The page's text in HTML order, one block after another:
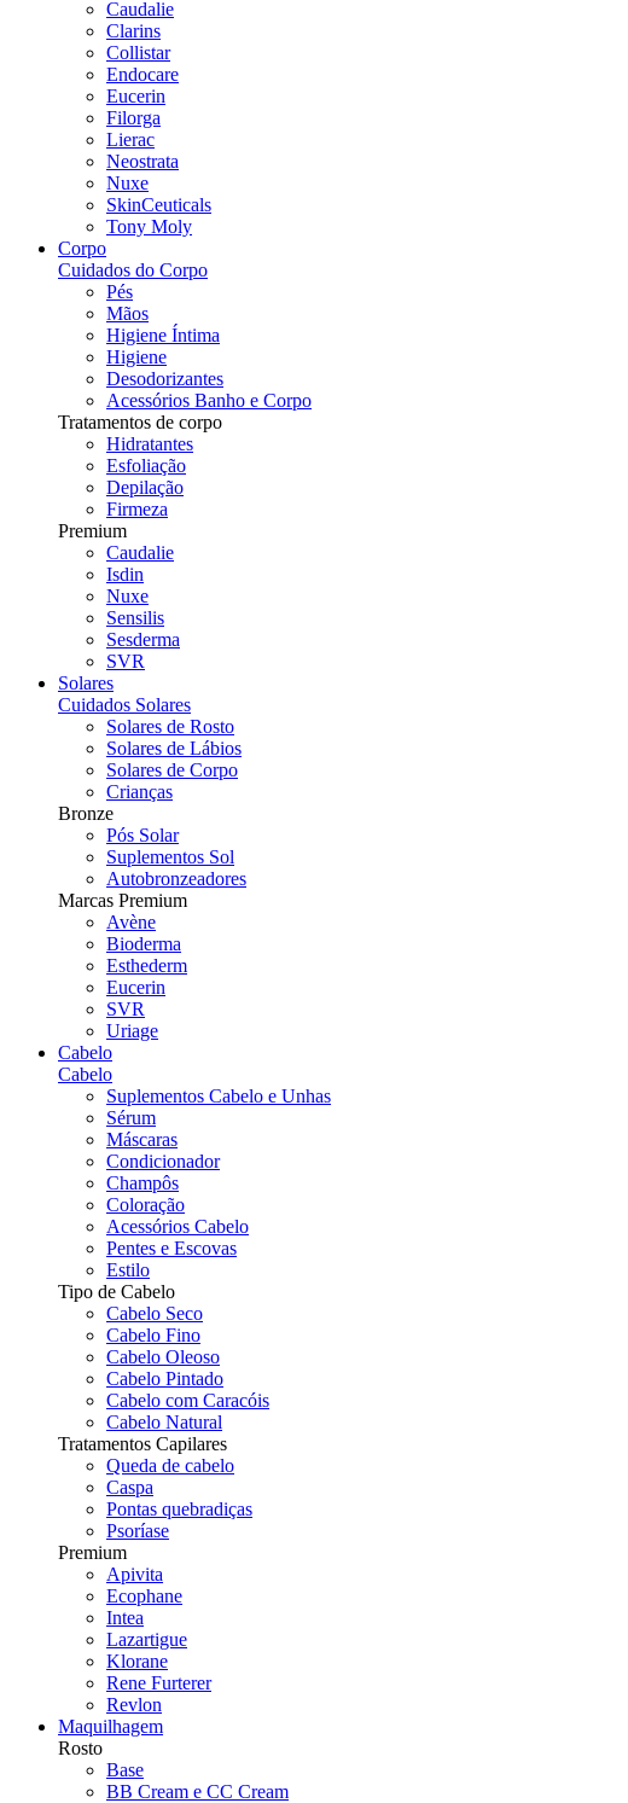
Caudalie
Clarins
Collistar
Endocare
Eucerin
Filorga
Lierac
Neostrata
Nuxe
SkinCeuticals
Tony Moly
Corpo
Cuidados do Corpo
Pés
Mãos
Higiene Íntima
Higiene
Desodorizantes
Acessórios Banho e Corpo
Tratamentos de corpo
Hidratantes
Esfoliação
Depilação
Firmeza
Premium
Caudalie
Isdin
Nuxe
Sensilis
Sesderma
SVR
Solares
Cuidados Solares
Solares de Rosto
Solares de Lábios
Solares de Corpo
Crianças
Bronze
Pós Solar
Suplementos Sol
Autobronzeadores
Marcas Premium
Avène
Bioderma
Esthederm
Eucerin
SVR
Uriage
Cabelo
Cabelo
Suplementos Cabelo e Unhas
Sérum
Máscaras
Condicionador
Champôs
Coloração
Acessórios Cabelo
Pentes e Escovas
Estilo
Tipo de Cabelo
Cabelo Seco
Cabelo Fino
Cabelo Oleoso
Cabelo Pintado
Cabelo com Caracóis
Cabelo Natural
Tratamentos Capilares
Queda de cabelo
Caspa
Pontas quebradiças
Psoríase
Premium
Apivita
Ecophane
Intea
Lazartigue
Klorane
Rene Furterer
Revlon
Maquilhagem
Rosto
Base
BB Cream e CC Cream